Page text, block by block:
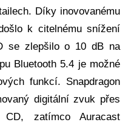
Díky inovovanému
k citelnému snížení
se zlepšilo o 10 dB na
Bluetooth 5.4 je možné
funkcí. Snapdragon
digitální zvuk přes
zatímco Auracast